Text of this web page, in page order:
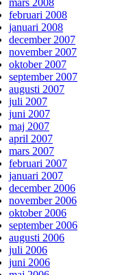
mars 2008
februari 2008
januari 2008
december 2007
november 2007
oktober 2007
september 2007
augusti 2007
juli 2007
juni 2007
maj 2007
april 2007
mars 2007
februari 2007
januari 2007
december 2006
november 2006
oktober 2006
september 2006
augusti 2006
juli 2006
juni 2006